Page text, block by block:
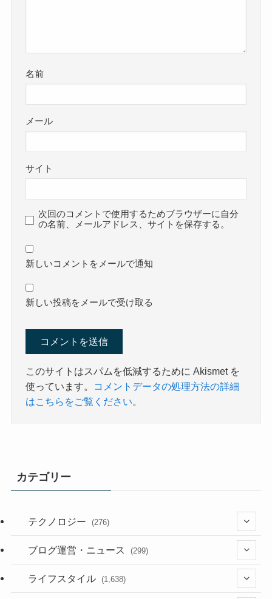
名前
メール
サイト
次回のコメントで使用するためブラウザーに自分
の名前、メールアドレス、サイトを保存する。
新しいコメントをメールで通知
新しい投稿をメールで受け取る
このサイトはスパムを低減するために Akismet を
使っています。
コメントデータの処理方法の詳細
はこちらをご覧ください。
カテゴリー
テクノロジー (276)
(36)
(187)
ブログ運営・ニュース (299)
(118)
ライフスタイル (1,638)